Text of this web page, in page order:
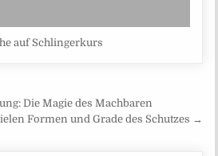
auf Schlingerkurs
Die Magie des Machbaren
Formen und Grade des Schutzes →